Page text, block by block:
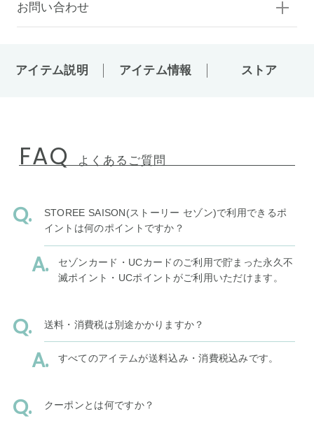
お問い合わせ
アイテム説明 アイテム情報 ストア
FAQ よくあるご質問
STOREE SAISON(ストーリー セゾン)で利用できるポ
イントは何のポイントですか？
セゾンカード・UCカードのご利用で貯まった永久不
滅ポイント・UCポイントがご利用いただけます。
送料・消費税は別途かかりますか？
すべてのアイテムが送料込み・消費税込みです。
クーポンとは何ですか？